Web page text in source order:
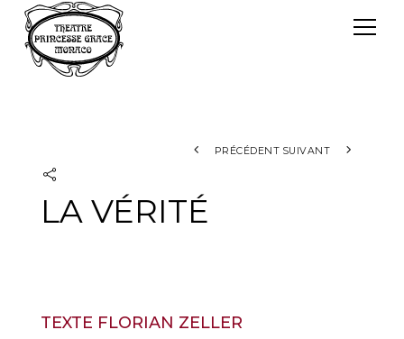
Le TPG
PRÉCÉDENT SUIVANT
LA VÉRITÉ
TEXTE FLORIAN ZELLER
Panneau de gestion des cookies